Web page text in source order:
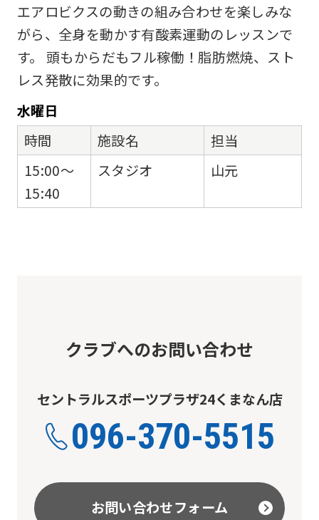
エアロビクスの動きの組み合わせを楽しみな
がら、全身を動かす有酸素運動のレッスンで
す。 頭もからだもフル稼働！脂肪燃焼、スト
レス発散に効果的です。
水曜日
時間
15:00～
15:40
施設名
スタジオ
担当
山元
クラブへのお問い合わせ
セントラルスポーツプラザ24くまなん店
096-370-5515
お問い合わせフォーム